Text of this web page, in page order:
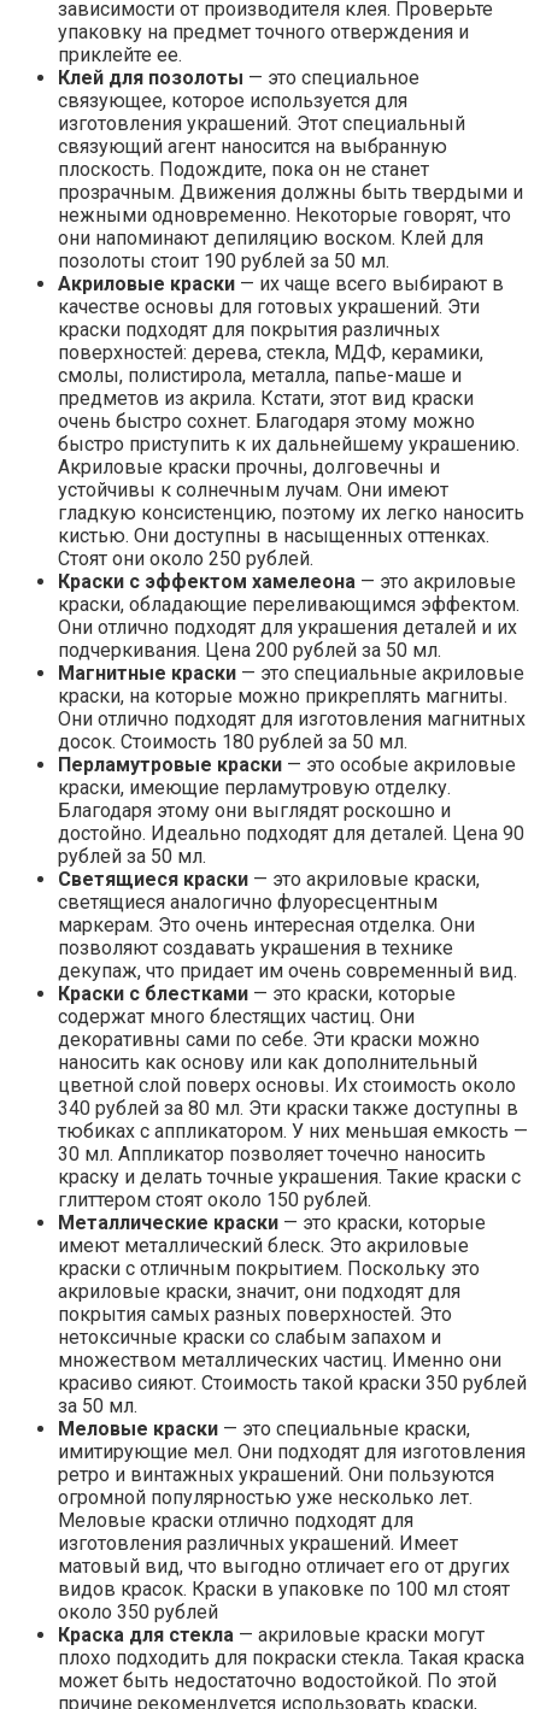
зависимости от производителя клея. Проверьте
упаковку на предмет точного отверждения и
приклейте ее.
Клей для позолоты — это специальное
связующее, которое используется для
изготовления украшений. Этот специальный
связующий агент наносится на выбранную
плоскость. Подождите, пока он не станет
прозрачным. Движения должны быть твердыми и
нежными одновременно. Некоторые говорят, что
они напоминают депиляцию воском. Клей для
позолоты стоит 190 рублей за 50 мл.
Акриловые краски — их чаще всего выбирают в
качестве основы для готовых украшений. Эти
краски подходят для покрытия различных
поверхностей: дерева, стекла, МДФ, керамики,
смолы, полистирола, металла, папье-маше и
предметов из акрила. Кстати, этот вид краски
очень быстро сохнет. Благодаря этому можно
быстро приступить к их дальнейшему украшению.
Акриловые краски прочны, долговечны и
устойчивы к солнечным лучам. Они имеют
гладкую консистенцию, поэтому их легко наносить
кистью. Они доступны в насыщенных оттенках.
Стоят они около 250 рублей.
Краски с эффектом хамелеона — это акриловые
краски, обладающие переливающимся эффектом.
Они отлично подходят для украшения деталей и их
подчеркивания. Цена 200 рублей за 50 мл.
Магнитные краски — это специальные акриловые
краски, на которые можно прикреплять магниты.
Они отлично подходят для изготовления магнитных
досок. Стоимость 180 рублей за 50 мл.
Перламутровые краски — это особые акриловые
краски, имеющие перламутровую отделку.
Благодаря этому они выглядят роскошно и
достойно. Идеально подходят для деталей. Цена 90
рублей за 50 мл.
Светящиеся краски — это акриловые краски,
светящиеся аналогично флуоресцентным
маркерам. Это очень интересная отделка. Они
позволяют создавать украшения в технике
декупаж, что придает им очень современный вид.
Краски с блестками — это краски, которые
содержат много блестящих частиц. Они
декоративны сами по себе. Эти краски можно
наносить как основу или как дополнительный
цветной слой поверх основы. Их стоимость около
340 рублей за 80 мл. Эти краски также доступны в
тюбиках с аппликатором. У них меньшая емкость —
30 мл. Аппликатор позволяет точечно наносить
краску и делать точные украшения. Такие краски с
глиттером стоят около 150 рублей.
Металлические краски — это краски, которые
имеют металлический блеск. Это акриловые
краски с отличным покрытием. Поскольку это
акриловые краски, значит, они подходят для
покрытия самых разных поверхностей. Это
нетоксичные краски со слабым запахом и
множеством металлических частиц. Именно они
красиво сияют. Стоимость такой краски 350 рублей
за 50 мл.
Меловые краски — это специальные краски,
имитирующие мел. Они подходят для изготовления
ретро и винтажных украшений. Они пользуются
огромной популярностью уже несколько лет.
Меловые краски отлично подходят для
изготовления различных украшений. Имеет
матовый вид, что выгодно отличает его от других
видов красок. Краски в упаковке по 100 мл стоят
около 350 рублей
Краска для стекла — акриловые краски могут
плохо подходить для покраски стекла. Такая краска
может быть недостаточно водостойкой. По этой
причине рекомендуется использовать краски,